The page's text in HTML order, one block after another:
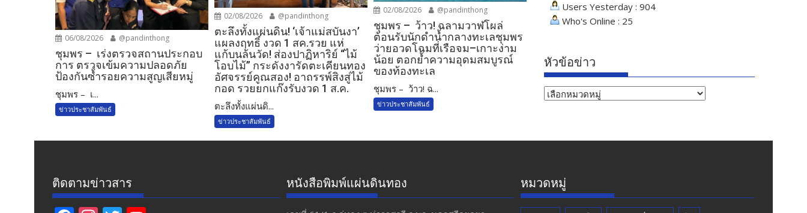
06/08/2026 @pandinthong
ชุมพร – เร่งตรวจสถานประกอบ
การ ตรวจเข้มความปลอดภัย
ป้องกันซ้ำรอยความสูญเสียหมู่
ชุมพร – เ...
ข่าวประชาสัมพันธ์
02/08/2026 @pandinthong
ตะลึงทั้งแผ่นดิน! ‘เจ้าแม่สบันงา’
แผลงฤทธิ์ งวด 1 สค.รวย แห่
แก้บนล้นวัด!​ ส่องปาฏิหาริย์ “ไม้
โอบไม้” กระดังงารัดตะเคียนทอง
อัศจรรย์คูณสอง! อาถรรพ์สิงสู่ไม้
กอด รวยยกแก๊งรับงวด 1 ส.ค.​
​ตะลึงทั้งแผ่นดิ...
ข่าวประชาสัมพันธ์
02/08/2026 @pandinthong
ชุมพร – ว้าว! ฉลามวาฬโผล่
ต้อนรับนักดำน้ำกลางทะเลชุมพร
ว่ายอวดโฉมที่เรือจม–เกาะง่าม
น้อย ตอกย้ำความอุดมสมบูรณ์
ของท้องทะเล
ชุมพร – ว้าว! ฉ...
ข่าวประชาสัมพันธ์
Users Yesterday : 904
Who's Online : 25
หัวข้อข่าว
หัวข้อ
ติดตามข่าวสาร หนังสือพิมพ์แผ่นดินทอง หมวดหมู่